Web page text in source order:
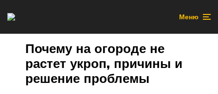
Меню
Почему на огороде не
растет укроп, причины и
решение проблемы